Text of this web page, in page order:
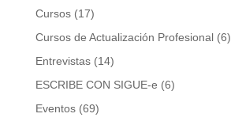
Cursos(17)
Cursos de Actualización Profesional(6)
Entrevistas(14)
ESCRIBE CON SIGUE-e (6)
Eventos(69)